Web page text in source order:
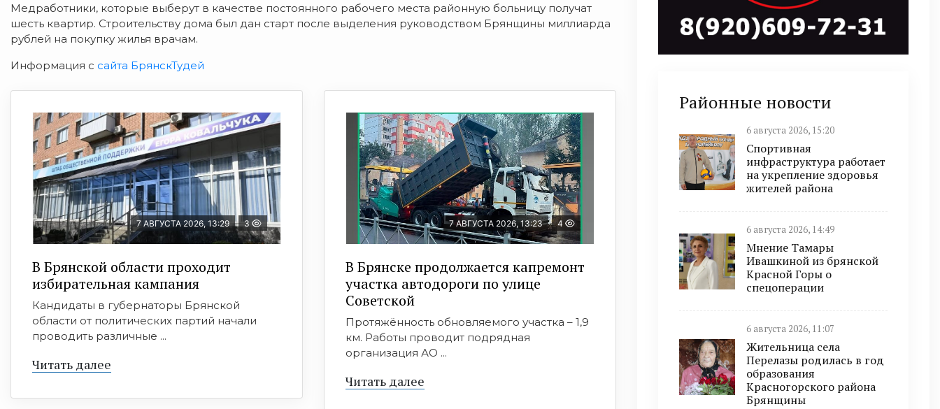
Медработники, которые выберут в качестве постоянного рабочего места районную больницу получат
шесть квартир. Строительству дома был дан старт после выделения руководством Брянщины миллиарда
рублей на покупку жилья врачам.
Информация с сайта БрянскТудей
7 АВГУСТА 2026, 13:29 3
В Брянской области проходит
избирательная кампания
Кандидаты в губернаторы Брянской
области от политических партий начали
проводить различные ...
Читать далее
7 АВГУСТА 2026, 13:23 4
В Брянске продолжается капремонт
участка автодороги по улице
Советской
Протяжённость обновляемого участка – 1,9
км. Работы проводит подрядная
организация АО ...
Читать далее
Районные новости
6 августа 2026, 15:20
Спортивная
инфраструктура работает
на укрепление здоровья
жителей района
6 августа 2026, 14:49
Мнение Тамары
Ивашкиной из брянской
Красной Горы о
спецоперации
6 августа 2026, 11:07
Жительница села
Перелазы родилась в год
образования
Красногорского района
Брянщины